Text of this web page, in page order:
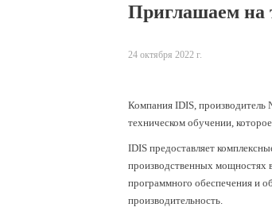
Приглашаем на
24 октября 2022 г.
Компания IDIS,
техническом обучении,
IDIS предоставляет
производственных мощностях
программного обеспечения и
производительность.